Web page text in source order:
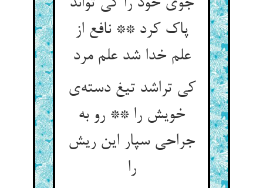
پاک کرد ** نافع از
علم خدا شد علم مرد
کی تراشد تیغ دسته‌‌ی
خویش را ** رو به
جراحی سپار این ریش
را